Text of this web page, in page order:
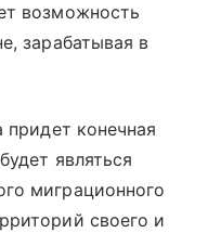
возможность
зарабатывая в
конечная
являться
миграционного
своего и